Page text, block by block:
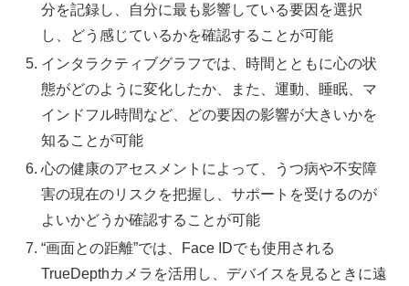
分を記録し、自分に最も影響している要因を選択
し、どう感じているかを確認することが可能
インタラクティブグラフでは、時間とともに心の状
態がどのように変化したか、また、運動、睡眠、マ
インドフル時間など、どの要因の影響が大きいかを
知ることが可能
心の健康のアセスメントによって、うつ病や不安障
害の現在のリスクを把握し、サポートを受けるのが
よいかどうか確認することが可能
“画面との距離”では、Face IDでも使用される
TrueDepthカメラを活用し、デバイスを見るときに遠